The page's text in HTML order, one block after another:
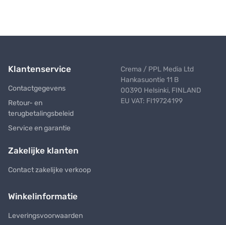
Klantenservice
Contactgegevens
Retour- en
terugbetalingsbeleid
Service en garantie
Zakelijke klanten
Contact zakelijke verkoop
Crema / PPL Media Ltd
Hankasuontie 11 B
00390 Helsinki, FINLAND
EU VAT: FI19724199
Winkelinformatie
Leveringsvoorwaarden